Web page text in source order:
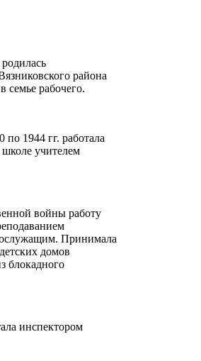
родилась
района
семье рабочего.
1944 гг. работала
учителем
войны работу
Принимала
домов
блокадного
инспектором